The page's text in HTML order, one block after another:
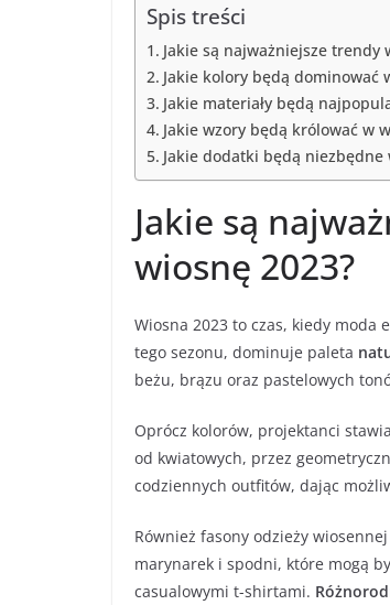
Spis treści
Jakie są najważniejsze trendy
Jakie kolory będą dominować
Jakie materiały będą
Jakie wzory będą królować w
Jakie dodatki będą
Jakie są
wiosnę 2023?
Wiosna 2023 to czas, kiedy
tego sezonu, dominuje paleta
beżu, brązu oraz pastelowych
Oprócz kolorów, projektanci
od kwiatowych, przez
codziennych outfitów, dając
Również fasony odzieży
marynarek i spodni, które mogą
casualowymi t-shirtami.